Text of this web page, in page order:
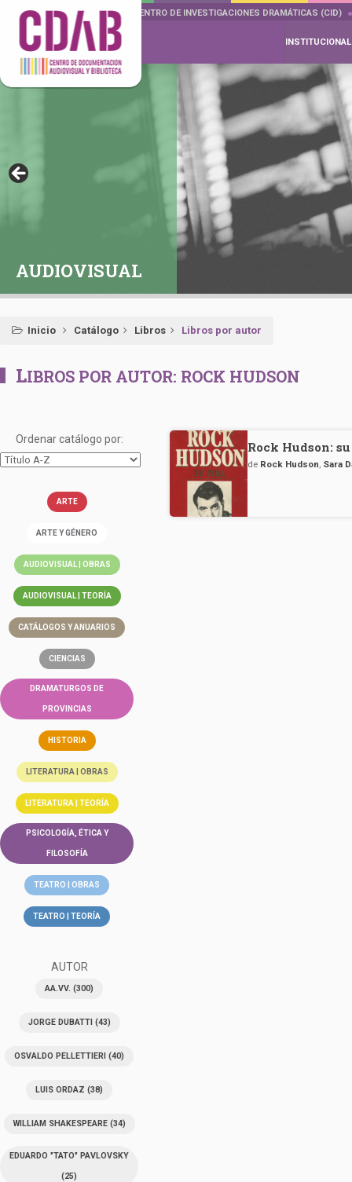
DOCUMENTA DRAMÁTICAS CENTRO DE INVESTIGACIONES DRAMÁTICAS (CID)
INSTITUCIONAL
AUDIOVISUAL
Inicio Catálogo Libros Libros por autor
LIBROS POR AUTOR: ROCK HUDSON
Ordenar catálogo por:
ARTE
ARTE Y GÉNERO
AUDIOVISUAL | OBRAS
AUDIOVISUAL | TEORÍA
CATÁLOGOS Y ANUARIOS
CIENCIAS
DRAMATURGOS DE
PROVINCIAS
HISTORIA
LITERATURA | OBRAS
LITERATURA | TEORÍA
PSICOLOGÍA, ÉTICA Y
FILOSOFÍA
TEATRO | OBRAS
TEATRO | TEORÍA
AUTOR
AA.VV. (300)
JORGE DUBATTI(43)
OSVALDO PELLETTIERI (40)
LUIS ORDAZ (38)
WILLIAM SHAKESPEARE(34)
EDUARDO "TATO" PAVLOVSKY
(25)
Rock Hudson:
de Rock Hudson, Sara